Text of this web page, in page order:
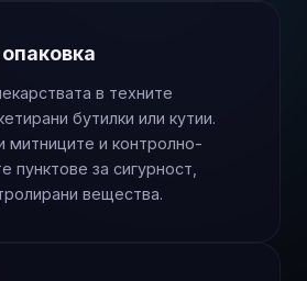
в техните
бутилки или кутии.
митниците и контролно-
пунктове за сигурност,
вещества.